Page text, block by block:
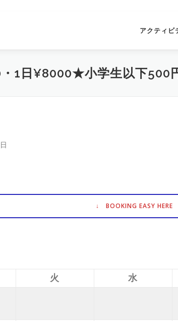
アクティビ
1日¥8000★小学生以下500
↓ BOOKING EASY HERE
火 水